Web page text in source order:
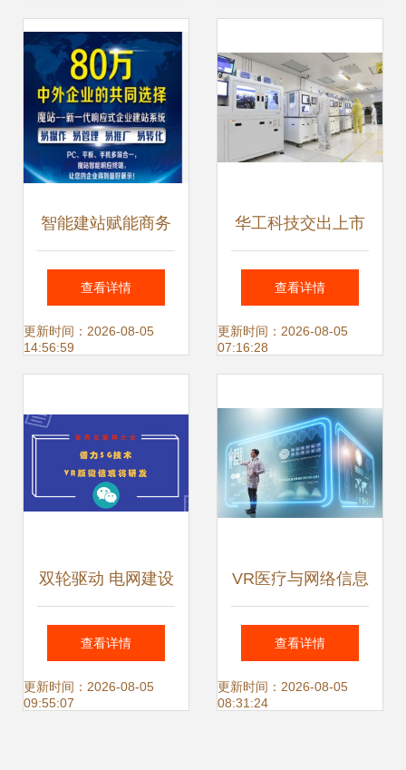
智能建站赋能商务
服务 招商与技术融
合的全新生态
查看详情
更新时间：2026-08-05
14:56:59
华工科技交出上市
后最强业绩单，网
络信息技术研发成
查看详情
更新时间：2026-08-05
07:16:28
双轮驱动 电网建设
与信息技术融合铸
就产业新格局
查看详情
更新时间：2026-08-05
09:55:07
VR医疗与网络信息
技术研发双轮驱动
以40%增速重塑未
查看详情
更新时间：2026-08-05
08:31:24